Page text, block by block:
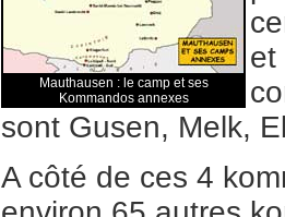
Mauthausen : le camp et ses
Kommandos annexes
et
sont Gusen, Melk,
A côté de ces 4